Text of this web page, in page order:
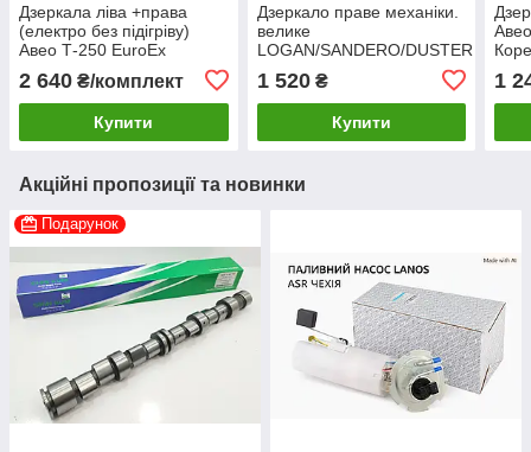
Дзеркала ліва +права
(електро ​​​​​​​без підігріву)
Авео Т-250 EuroEx
2 640 ₴/комплект
Купити
Дзеркало праве механіки.
велике
LOGAN/SANDERO/DUSTER
1 520₴
Купити
1
Акційні пропозиції та новинки
Подарунок